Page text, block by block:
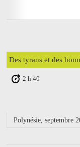
Des tyrans et des
2 h 40
Polynésie, septembre